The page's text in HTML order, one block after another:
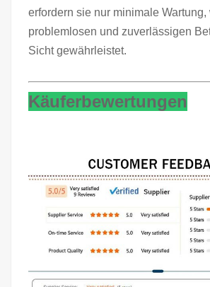
erfordern sie nur minimale Wartung,
problemlosen und zuverlässigen
Sicht gewährleistet.
Käuferbewertungen